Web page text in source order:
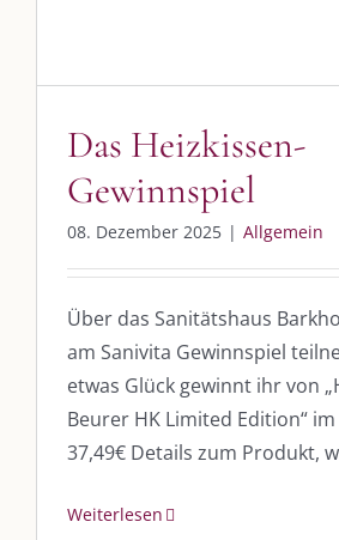
Das Heizkissen-
Gewinnspiel
08. Dezember 2025 | Allgemein
Über das Sanitätshaus
am Sanivita Gewinnspiel
etwas Glück gewinnt ihr von
Beurer HK Limited Edition“
37,49€ Details zum Produkt,
Weiterlesen